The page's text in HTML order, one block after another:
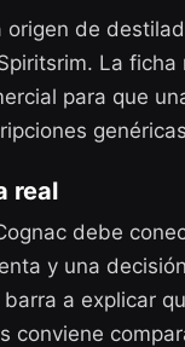
origen de
La
para que
real
debe
y una
a explicar
conviene